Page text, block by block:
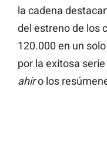
la cadena
del estreno de los
120.000 en un
por la exitosa
ahiro los